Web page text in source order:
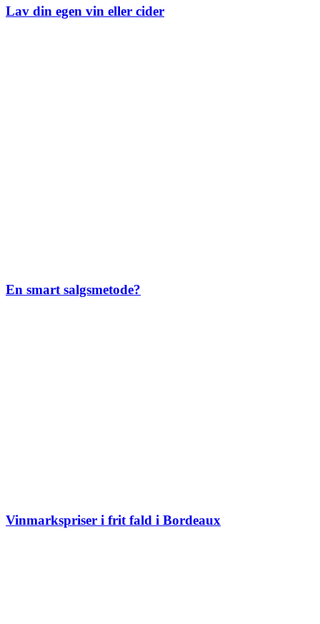
Lav din egen vin eller cider
En smart salgsmetode?
Vinmarkspriser i frit fald i Bordeaux